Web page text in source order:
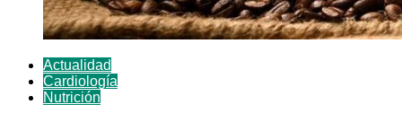
Actualidad
Cardiología
Nutrición